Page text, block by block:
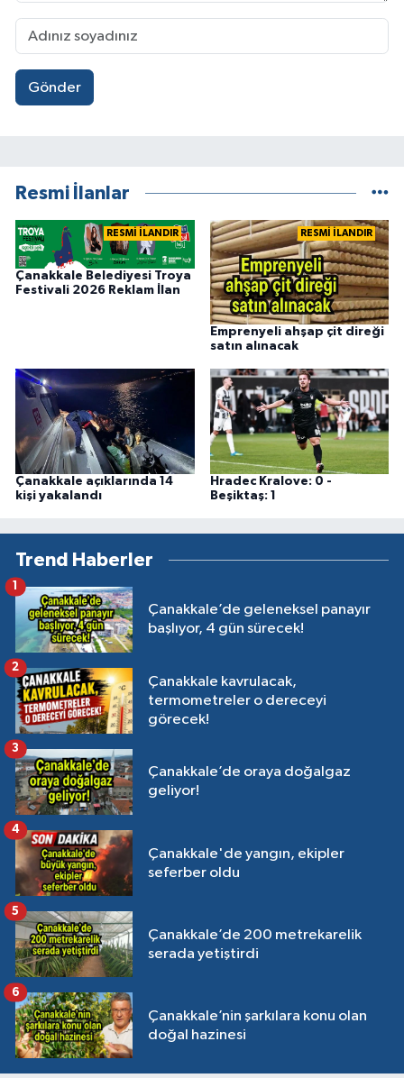
Gönder
Resmi İlanlar
RESMİ İLANDIR
Çanakkale Belediyesi Troya
Festivali 2026 Reklam İlan
RESMİ İLANDIR
Emprenyeli ahşap çit direği
satın alınacak
Çanakkale açıklarında 14
kişi yakalandı
Hradec Kralove: 0 -
Beşiktaş: 1
Trend Haberler
Çanakkale’de geleneksel panayır
başlıyor, 4 gün sürecek!
1
Çanakkale kavrulacak,
termometreler o dereceyi
görecek!
2
Çanakkale’de oraya doğalgaz
geliyor!
3
Çanakkale'de yangın, ekipler
seferber oldu
4
Çanakkale’de 200 metrekarelik
serada yetiştirdi
5
Çanakkale’nin şarkılara konu olan
doğal hazinesi
6